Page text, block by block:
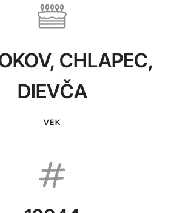
, CHLAPEC,
DIEVČA
VEK